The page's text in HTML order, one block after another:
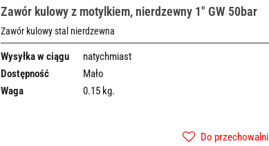
Zawór kulowy z motylkiem, nierdzewny 1" GW 50bar
Zawór kulowy stal nierdzewna
Wysyłka w ciągu
natychmiast
Dostępność
Mało
Waga
0.15 kg.
Do przechowalni